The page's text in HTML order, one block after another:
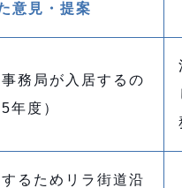
意見・提案
務局が入居するの
年度）
るためリラ街道沿